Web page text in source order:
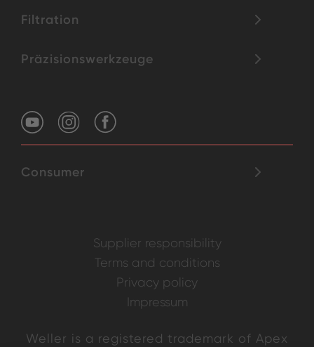
Filtration
Präzisionswerkzeuge
Consumer
Supplier responsibility
Terms and conditions
Privacy policy
Impressum
Weller is a registered trademark of Apex